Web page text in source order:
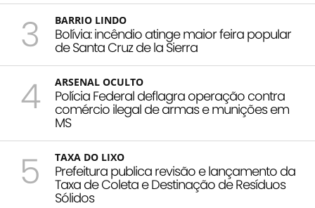
3 BARRIO LINDO
Bolívia: incêndio atinge maior feira popular
de Santa Cruz de la Sierra
4 ARSENAL OCULTO
Polícia Federal deflagra operação contra
comércio ilegal de armas e munições em
MS
5 TAXA DO LIXO
Prefeitura publica revisão e lançamento da
Taxa de Coleta e Destinação de Resíduos
Sólidos